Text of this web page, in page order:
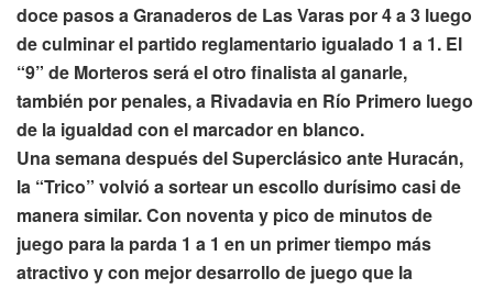
doce pasos a Granaderos de Las Varas por 4 a 3 luego
de culminar el partido reglamentario igualado 1 a 1. El
“9” de Morteros será el otro finalista al ganarle,
también por penales, a Rivadavia en Río Primero luego
de la igualdad con el marcador en blanco.
Una semana después del Superclásico ante Huracán,
la “Trico” volvió a sortear un escollo durísimo casi de
manera similar. Con noventa y pico de minutos de
juego para la parda 1 a 1 en un primer tiempo más
atractivo y con mejor desarrollo de juego que la